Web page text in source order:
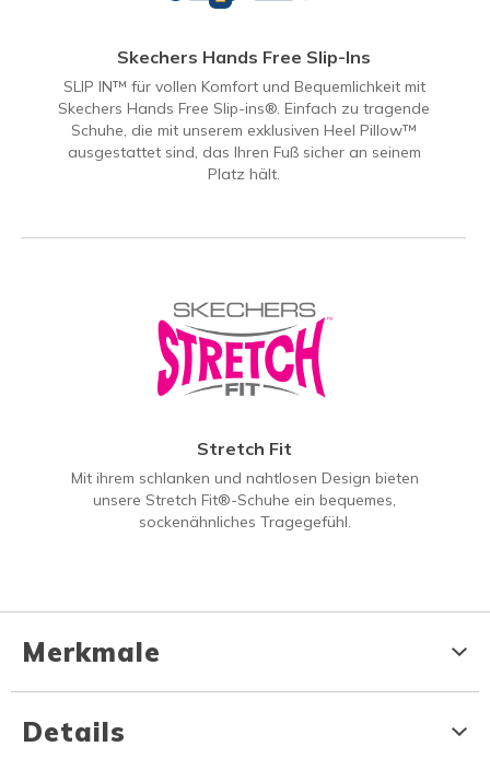
Skechers Hands Free Slip-Ins
SLIP IN™ für vollen Komfort und Bequemlichkeit mit
Skechers Hands Free Slip-ins®. Einfach zu tragende
Schuhe, die mit unserem exklusiven Heel Pillow™
ausgestattet sind, das Ihren Fuß sicher an seinem
Platz hält.
Stretch Fit
Mit ihrem schlanken und nahtlosen Design bieten
unsere Stretch Fit®-Schuhe ein bequemes,
sockenähnliches Tragegefühl.
Merkmale
Details